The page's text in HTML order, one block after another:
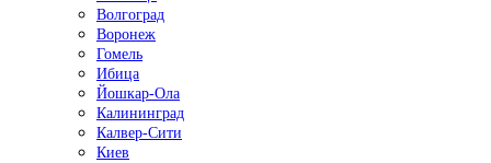
Волгоград
Воронеж
Гомель
Ибица
Йошкар-Ола
Калининград
Калвер-Сити
Киев